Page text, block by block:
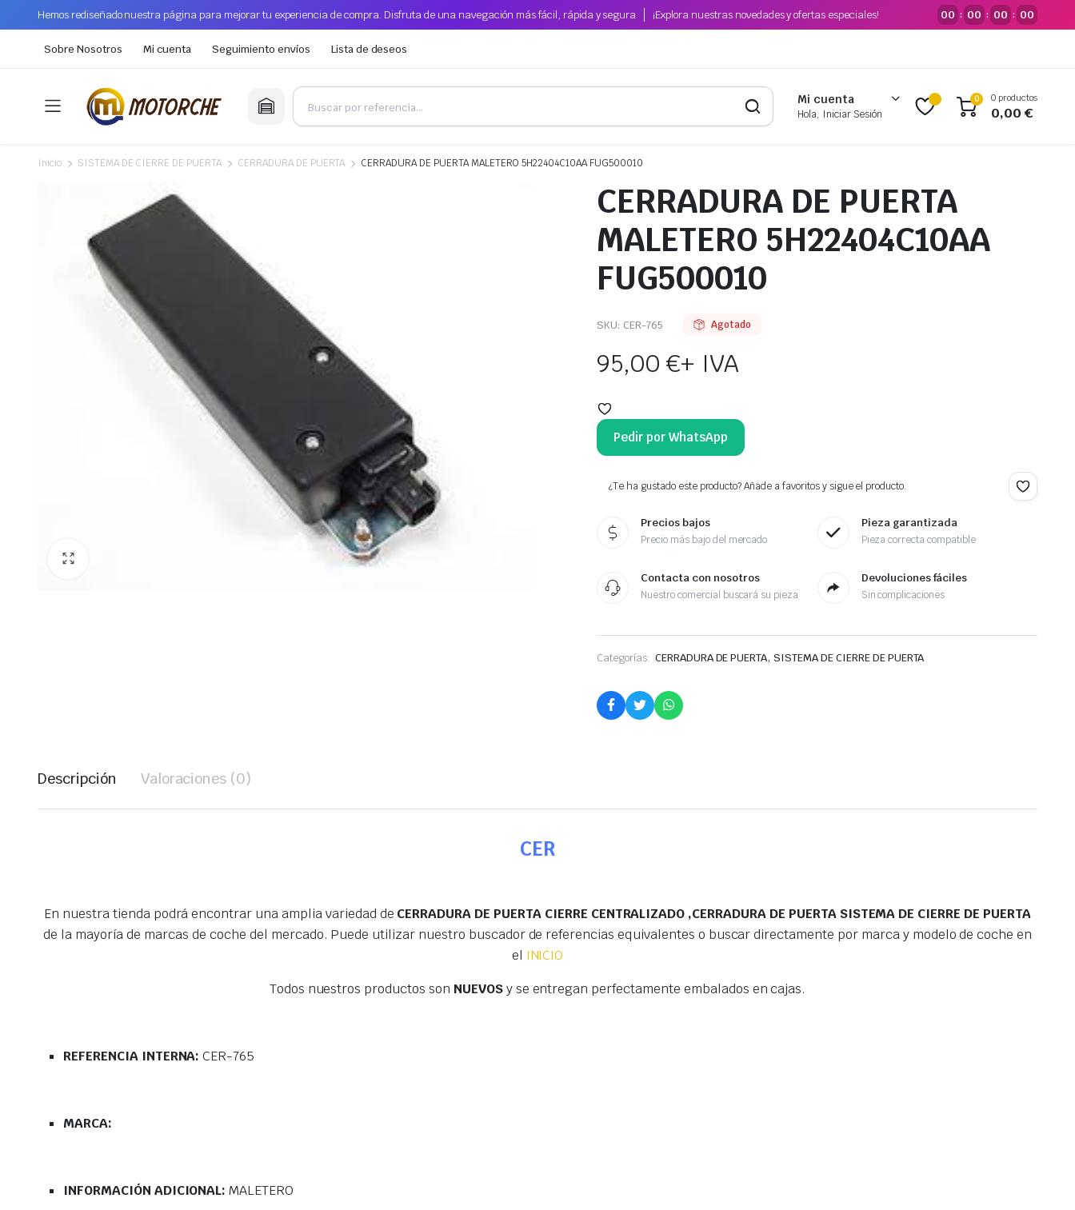
Hemos rediseñado nuestra página para mejorar tu experiencia de compra. Disfruta de una navegación más fácil, rápida y segura ¡Explora nuestras novedades y ofertas especiales! 00 : 00 : 00 : 00
Sobre Nosotros Mi cuenta Seguimiento envíos Lista de deseos
Mi cuenta
Hola, Iniciar Sesión
0 0 productos
0,00€
Inicio SISTEMA DE CIERRE DE PUERTA CERRADURA DE PUERTA CERRADURA DE PUERTA MALETERO 5H22404C10AA FUG500010
CERRADURA DE PUERTA
MALETERO 5H22404C10AA
FUG500010
SKU: CER-765 Agotado
95,00€+ IVA
Pedir por WhatsApp
¿Te ha gustado este producto? Añade a favoritos y sigue el producto.
Precios bajos
Precio más bajo del mercado
Pieza garantizada
Pieza correcta compatible
Contacta con nosotros
Nuestro comercial buscará su pieza
Devoluciones fáciles
Sin complicaciones
Categorías: CERRADURA DE PUERTA, SISTEMA DE CIERRE DE PUERTA
Descripción Valoraciones (0)
CER
En nuestra tienda podrá encontrar una amplia variedad de CERRADURA DE PUERTA CIERRE CENTRALIZADO ,CERRADURA DE PUERTA SISTEMA DE CIERRE DE PUERTA
de la mayoría de marcas de coche del mercado. Puede utilizar nuestro buscador de referencias equivalentes o buscar directamente por marca y modelo de coche en
el INICIO
Todos nuestros productos son NUEVOSy se entregan perfectamente embalados en cajas.
REFERENCIA INTERNA:CER-765
MARCA:
INFORMACIÓN ADICIONAL:MALETERO